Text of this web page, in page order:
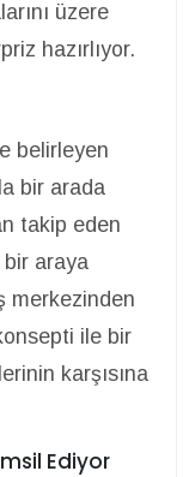
üzere
hazırlıyor.
belirleyen
bir arada
takip eden
bir araya
merkezinden
ile bir
karşısına
Ediyor